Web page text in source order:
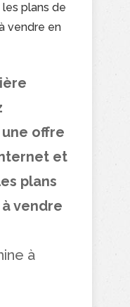
plans de
vendre en
offre
et
plans
vendre
à